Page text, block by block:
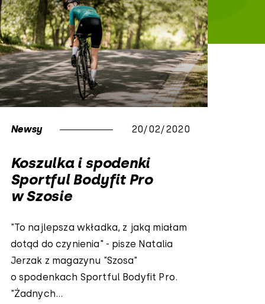
Newsy 20/02/2020
Koszulka i spodenki
Sportful Bodyfit Pro
w Szosie
"To najlepsza wkładka, z jaką miałam
dotąd do czynienia" - pisze Natalia
Jerzak z magazynu "Szosa"
o spodenkach Sportful Bodyfit Pro.
"Żadnych...